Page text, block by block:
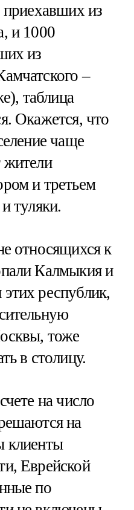
приехавших из
и 1000
из
–
таблица
Окажется, что
чаще
жители
и третьем
туляки.
относящихся к
Калмыкия и
республик,
тоже
в столицу.
на число
на
клиенты
Еврейской
по